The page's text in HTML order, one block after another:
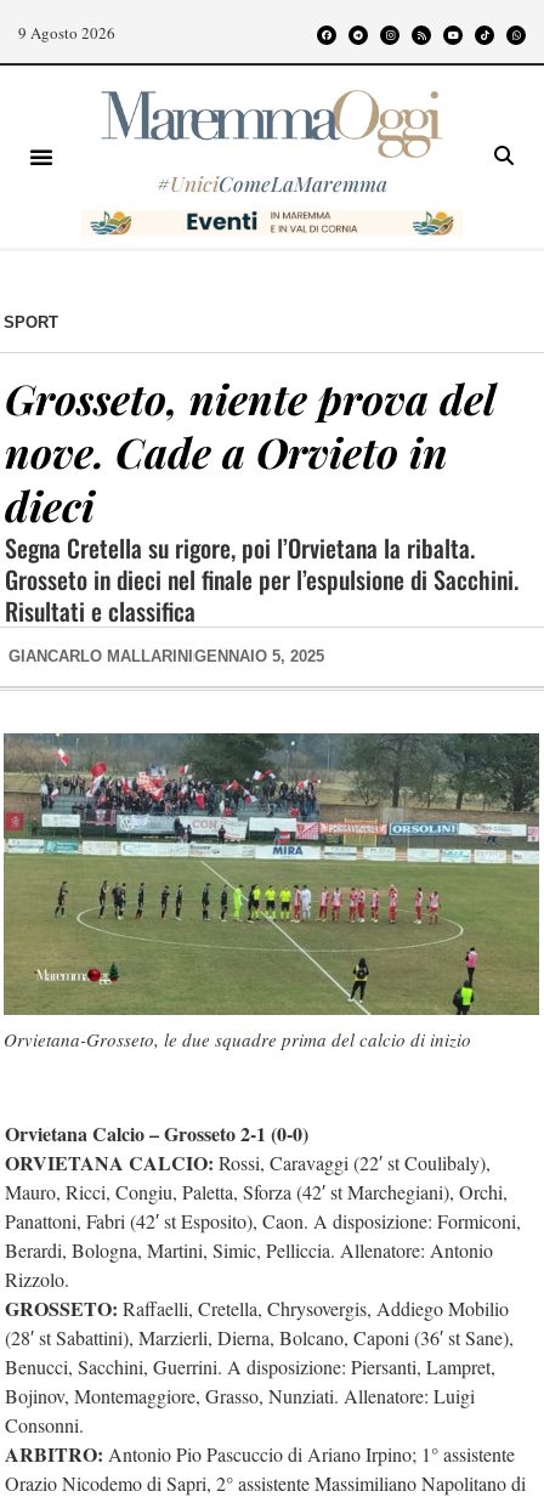
9 Agosto 2026
#UniciComeLaMaremma
SPORT
Grosseto, niente prova del
nove. Cade a Orvieto in
dieci
Segna Cretella su rigore, poi l’Orvietana la ribalta.
Grosseto in dieci nel finale per l’espulsione di Sacchini.
Risultati e classifica
GIANCARLO MALLARINI GENNAIO 5, 2025
Orvietana-Grosseto, le due squadre prima del calcio di inizio
Orvietana Calcio – Grosseto 2-1 (0-0)
ORVIETANA CALCIO: Rossi, Caravaggi (22′ st Coulibaly),
Mauro, Ricci, Congiu, Paletta, Sforza (42′ st Marchegiani), Orchi,
Panattoni, Fabri (42′ st Esposito), Caon. A disposizione: Formiconi,
Berardi, Bologna, Martini, Simic, Pelliccia. Allenatore: Antonio
Rizzolo.
GROSSETO: Raffaelli, Cretella, Chrysovergis, Addiego Mobilio
(28′ st Sabattini), Marzierli, Dierna, Bolcano, Caponi (36′ st Sane),
Benucci, Sacchini, Guerrini. A disposizione: Piersanti, Lampret,
Bojinov, Montemaggiore, Grasso, Nunziati. Allenatore: Luigi
Consonni.
ARBITRO: Antonio Pio Pascuccio di Ariano Irpino; 1° assistente
Orazio Nicodemo di Sapri, 2° assistente Massimiliano Napolitano di